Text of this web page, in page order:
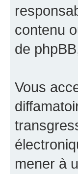
contenu
de
Vous
mener à